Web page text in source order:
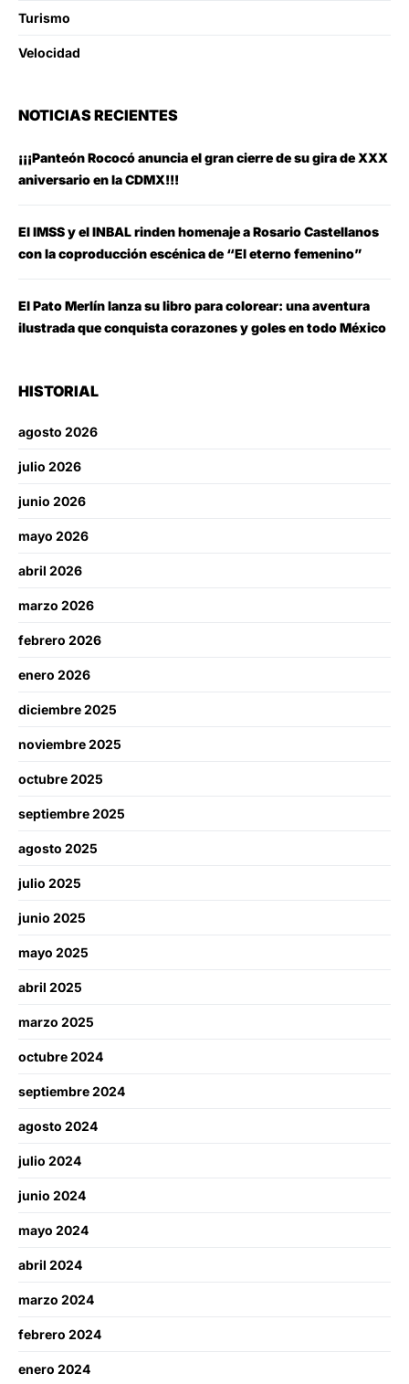
Turismo
Velocidad
NOTICIAS RECIENTES
¡¡¡Panteón Rococó anuncia el gran cierre de su gira de XXX
aniversario en la CDMX!!!
El IMSS y el INBAL rinden homenaje a Rosario Castellanos
con la coproducción escénica de “El eterno femenino”
El Pato Merlín lanza su libro para colorear: una aventura
ilustrada que conquista corazones y goles en todo México
HISTORIAL
agosto 2026
julio 2026
junio 2026
mayo 2026
abril 2026
marzo 2026
febrero 2026
enero 2026
diciembre 2025
noviembre 2025
octubre 2025
septiembre 2025
agosto 2025
julio 2025
junio 2025
mayo 2025
abril 2025
marzo 2025
octubre 2024
septiembre 2024
agosto 2024
julio 2024
junio 2024
mayo 2024
abril 2024
marzo 2024
febrero 2024
enero 2024